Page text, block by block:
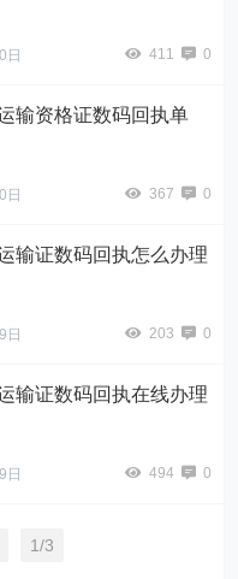
日 411 0
输资格证数码回执单
日 367 0
输证数码回执怎么办理
日 203 0
输证数码回执在线办理
日 494 0
1/3